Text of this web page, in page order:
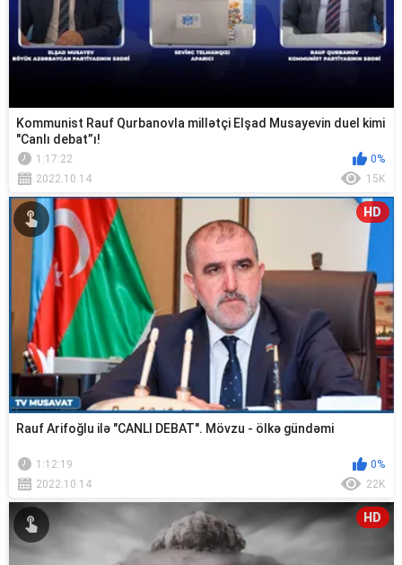
Kommunist Rauf Qurbanovla millətçi Elşad Musayevin duel kimi
"Canlı debat”ı!
1:17:22
0%
2022.10.14
15K
HD
Rauf Arifoğlu ilə "CANLI DEBAT". Mövzu - ölkə gündəmi
1:12:19
0%
2022.10.14
22K
HD